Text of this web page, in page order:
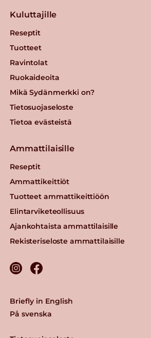
Kuluttajille
Reseptit
Tuotteet
Ravintolat
Ruokaideoita
Mikä Sydänmerkki on?
Tietosuojaseloste
Tietoa evästeistä
Ammattilaisille
Reseptit
Ammattikeittiöt
Tuotteet ammattikeittiöön
Elintarviketeollisuus
Ajankohtaista ammattilaisille
Rekisteriseloste ammattilaisille
Briefly in English
På svenska